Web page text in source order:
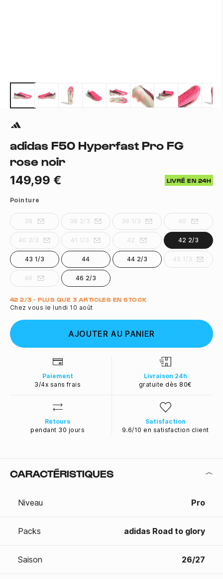
adidas F50 Hyperfast Pro FG
rose noir
149,99 € LIVRÉ EN 24H
Pointure
38 38 2/3 39 1/3 40
40 2/3 41 1/3 42 42 2/3
43 1/3 44 44 2/3 45 1/3
46 46 2/3
Quantité
42 2/3 - PLUS QUE 3 ARTICLES EN STOCK
Chez vous le lundi 10 août
AJOUTER AU PANIER
Paiement
3/4x sans frais
Livraison 24h
gratuite dès 80€
Retours
pendant 30 jours
Satisfaction
9.6/10 en satisfaction client
CARACTÉRISTIQUES
Niveau Pro
Packs adidas Road to glory
Saison 26/27